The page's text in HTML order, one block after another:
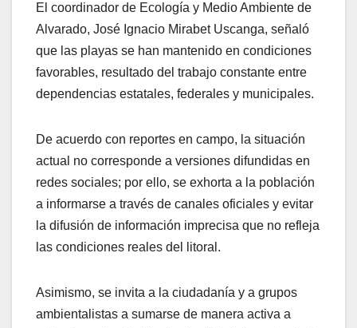
El coordinador de Ecología y Medio Ambiente de
Alvarado, José Ignacio Mirabet Uscanga, señaló
que las playas se han mantenido en condiciones
favorables, resultado del trabajo constante entre
dependencias estatales, federales y municipales.
De acuerdo con reportes en campo, la situación
actual no corresponde a versiones difundidas en
redes sociales; por ello, se exhorta a la población
a informarse a través de canales oficiales y evitar
la difusión de información imprecisa que no refleja
las condiciones reales del litoral.
Asimismo, se invita a la ciudadanía y a grupos
ambientalistas a sumarse de manera activa a